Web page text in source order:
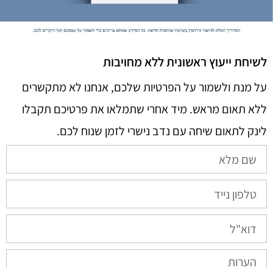
לשיחת ייעוץ ראשונית ללא מחויבות
על מנת ולשמור על הפרטיות שלכם, אנחנו לא מתקשרים
ללא תאום מראש. מיד אחרי שתמלאו את פרטיכם תקבלו
לינק לתאום שיחה עם נדב נישרי לזמן שנוח לכם.​